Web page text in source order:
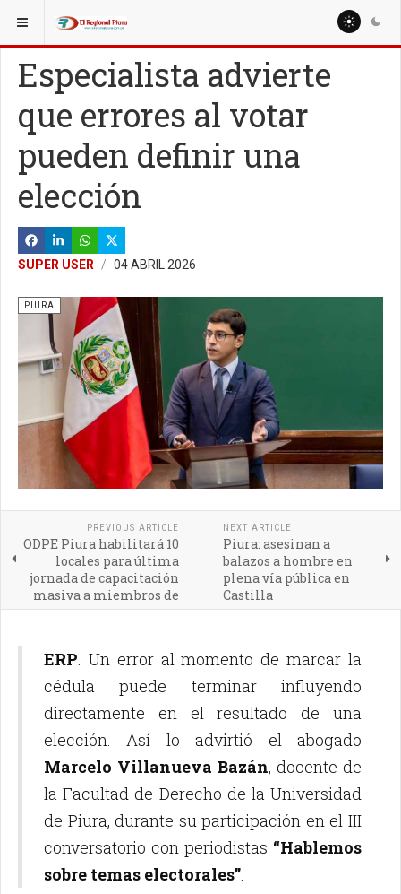
ESTÁ AQUÍ: REGIÓN PIURA
Especialista advierte
que errores al votar
pueden definir una
elección
SUPER USER 04 ABRIL 2026
PIURA
PREVIOUS ARTICLE
ODPE Piura habilitará 10
locales para última
jornada de capacitación
masiva a miembros de
mesa
NEXT ARTICLE
Piura: asesinan a
balazos a hombre en
plena vía pública en
Castilla
ERP. Un error al momento de marcar la
cédula puede terminar influyendo
directamente en el resultado de una
elección. Así lo advirtió el abogado
Marcelo Villanueva Bazán, docente de
la Facultad de Derecho de la Universidad
de Piura, durante su participación en el III
conversatorio con periodistas “Hablemos
sobre temas electorales”.